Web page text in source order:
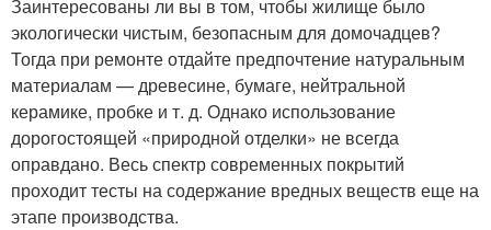
Заинтересованы ли вы в том, чтобы жилище было
экологически чистым, безопасным для домочадцев?
Тогда при ремонте отдайте предпочтение натуральным
материалам — древесине, бумаге, нейтральной
керамике, пробке и т. д. Однако использование
дорогостоящей «природной отделки» не всегда
оправдано. Весь спектр современных покрытий
проходит тесты на содержание вредных веществ еще на
этапе производства.